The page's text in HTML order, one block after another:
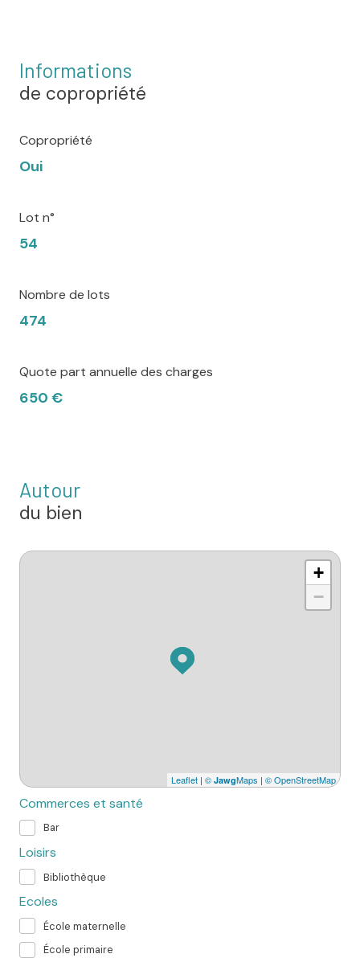
Informations
de copropriété
Copropriété
Oui
Lot n°
54
Nombre de lots
474
Quote part annuelle des charges
650 €
Autour
du bien
+
−
Leaflet | © JawgMaps | © OpenStreetMap
Commerces et santé
Bar
Loisirs
Bibliothèque
Ecoles
École maternelle
École primaire